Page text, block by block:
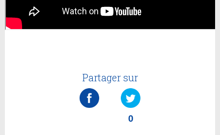
Partager sur
0